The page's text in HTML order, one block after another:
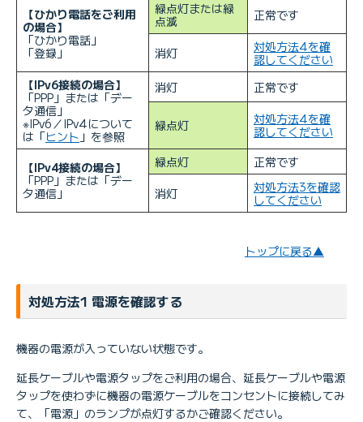
【ひかり電話をご利用
の場合】
「ひかり電話」
「登録」
緑点灯または緑
点滅
正常です
消灯
対処方法4を確
認してください
【IPv6接続の場合】
「PPP」または「デー
タ通信」
※IPv6／IPv4について
は「ヒント 」を参照
消灯 正常です
緑点灯
対処方法4を確
認してください
【IPv4接続の場合】
「PPP」または「デー
タ通信」
緑点灯
正常です
消灯
対処方法3を確認
してください
トップに戻る▲
対処方法1 電源を確認する
機器の電源が入っていない状態です。
延長ケーブルや電源タップをご利用の場合、延長ケーブルや電源
タップを使わずに機器の電源ケーブルをコンセントに接続してみ
て、「電源」のランプが点灯するかご確認ください。